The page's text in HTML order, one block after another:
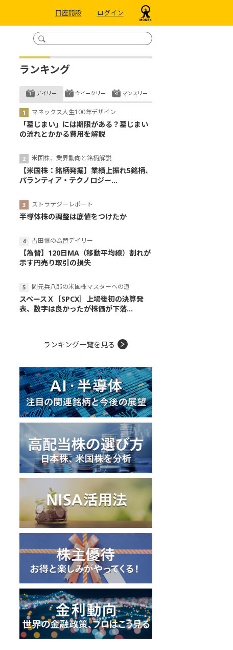
口座開設 ログイン
ランキング
デイリー
マネックス人生100年デザイン
「墓じまい」には期限がある？墓じまい
の流れとかかる費用を解説
米国株、業界動向と銘柄解説
【米国株：銘柄発掘】業績上振れ5銘柄、
パランティア・テクノロジー...
ストラテジーレポート
半導体株の調整は底値をつけたか
吉田恒の為替デイリー
【為替】120日MA（移動平均線）割れが
示す円売り取引の損失
岡元兵八郎の米国株マスターへの道
スペースＸ［SPCX］上場後初の決算発
表、数字は良かったが株価が下落...
ウイークリー マンスリー
ランキング一覧を見る